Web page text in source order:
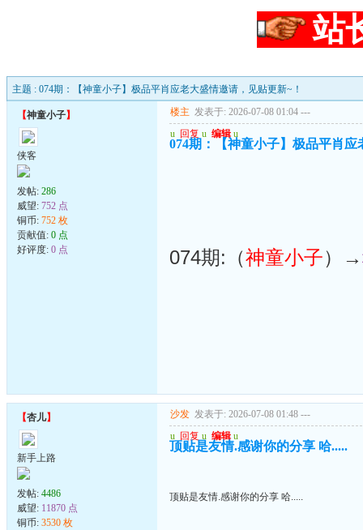
站
主题 : 074期：【神童小子】极品平肖应老大盛情邀请，见贴更新~！
【神童小子】
侠客
发帖: 286
威望: 752 点
铜币: 752 枚
贡献值: 0 点
好评度: 0 点
楼主 发表于: 2026-07-08 01:04 ---
u 回复 u 编辑 u
074期：【神童小子】极品平肖
074期:（神童小子）→
【杏儿】
新手上路
发帖: 4486
威望: 11870 点
铜币: 3530 枚
沙发 发表于: 2026-07-08 01:48 ---
u 回复 u 编辑 u
顶贴是友情.感谢你的分享 哈.....
顶贴是友情.感谢你的分享 哈.....